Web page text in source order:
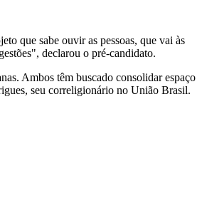
que sabe ouvir as pessoas, que vai às
declarou o pré-candidato.
Ambos têm buscado consolidar espaço
seu correligionário no União Brasil.